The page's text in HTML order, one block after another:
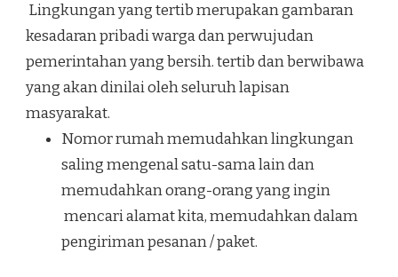
Lingkungan yang tertib merupakan gambaran
kesadaran pribadi warga dan perwujudan
pemerintahan yang bersih. tertib dan berwibawa
yang akan dinilai oleh seluruh lapisan
masyarakat.
Nomor rumah memudahkan lingkungan
saling mengenal satu-sama lain dan
memudahkan orang-orang yang ingin
mencari alamat kita, memudahkan dalam
pengiriman pesanan / paket.